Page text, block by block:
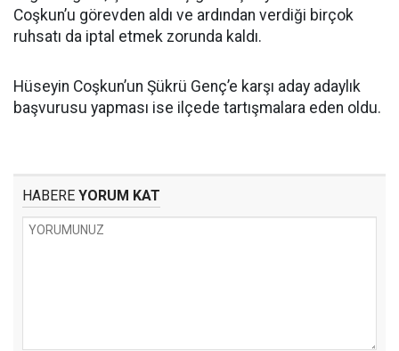
Coşkun’u görevden aldı ve ardından verdiği birçok
ruhsatı da iptal etmek zorunda kaldı.
Hüseyin Coşkun’un Şükrü Genç’e karşı aday adaylık
başvurusu yapması ise ilçede tartışmalara eden oldu.
HABERE YORUM KAT